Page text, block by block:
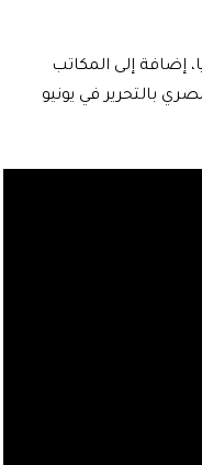
لشراء تذاكر الزيارة في أكثر من 20 موقعا أثريا، إضافة إلى المكاتب
بالتحرير في يونيو